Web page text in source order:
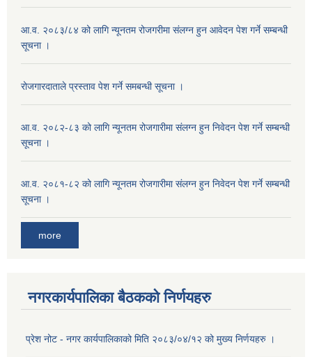
आ.व. २०८३/८४ को लागि न्यूनतम रोजगरीमा संलग्न हुन आवेदन पेश गर्ने सम्बन्धी
सूचना ।
रोजगारदाताले प्रस्ताव पेश गर्ने समबन्धी सूचना ।
आ.व. २०८२-८३ को लागि न्यूनतम रोजगारीमा संलग्न हुन निवेदन पेश गर्ने सम्बन्धी
सूचना ।
आ.व. २०८१-८२ को लागि न्यूनतम रोजगारीमा संलग्न हुन निवेदन पेश गर्ने सम्बन्धी
सूचना ।
more
नगरकार्यपालिका बैठकको निर्णयहरु
प्रेश नोट - नगर कार्यपालिकाको मिति २०८३/०४/१२ को मुख्य निर्णयहरु ।